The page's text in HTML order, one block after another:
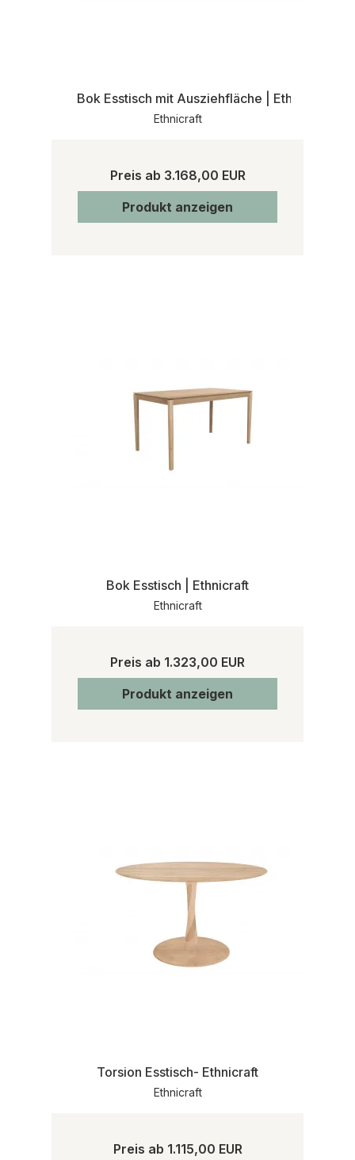
Bok Esstisch mit Ausziehfläche | Ethnicraft
Ethnicraft
Preis ab 3.168,00 EUR
Produkt anzeigen
Bok Esstisch | Ethnicraft
Ethnicraft
Preis ab 1.323,00 EUR
Produkt anzeigen
Torsion Esstisch- Ethnicraft
Ethnicraft
Preis ab 1.115,00 EUR